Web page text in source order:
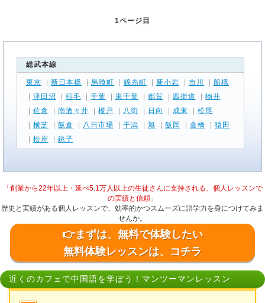
1ページ目
総武本線
東京 新日本橋 馬喰町 錦糸町 新小岩 市川
船橋
津田沼 稲毛 千葉 東千葉 都賀 四街道
物井
佐倉 南酒々井 榎戸 八街 日向 成東
松尾
横芝 飯倉 八日市場 干潟 旭 飯岡 倉橋
猿田
松岸 銚子
「創業から22年以上・延べ5.1万人以上の生徒さんに支持される、個人レッスンで
の実績と信頼」
歴史と実績がある個人レッスンで、効率的かつスムーズに語学力を身につけてみま
せんか。
👉まずは、無料で体験したい
無料体験レッスンは、コチラ
近くのカフェで中国語を学ぼう！マンツーマンレッスン